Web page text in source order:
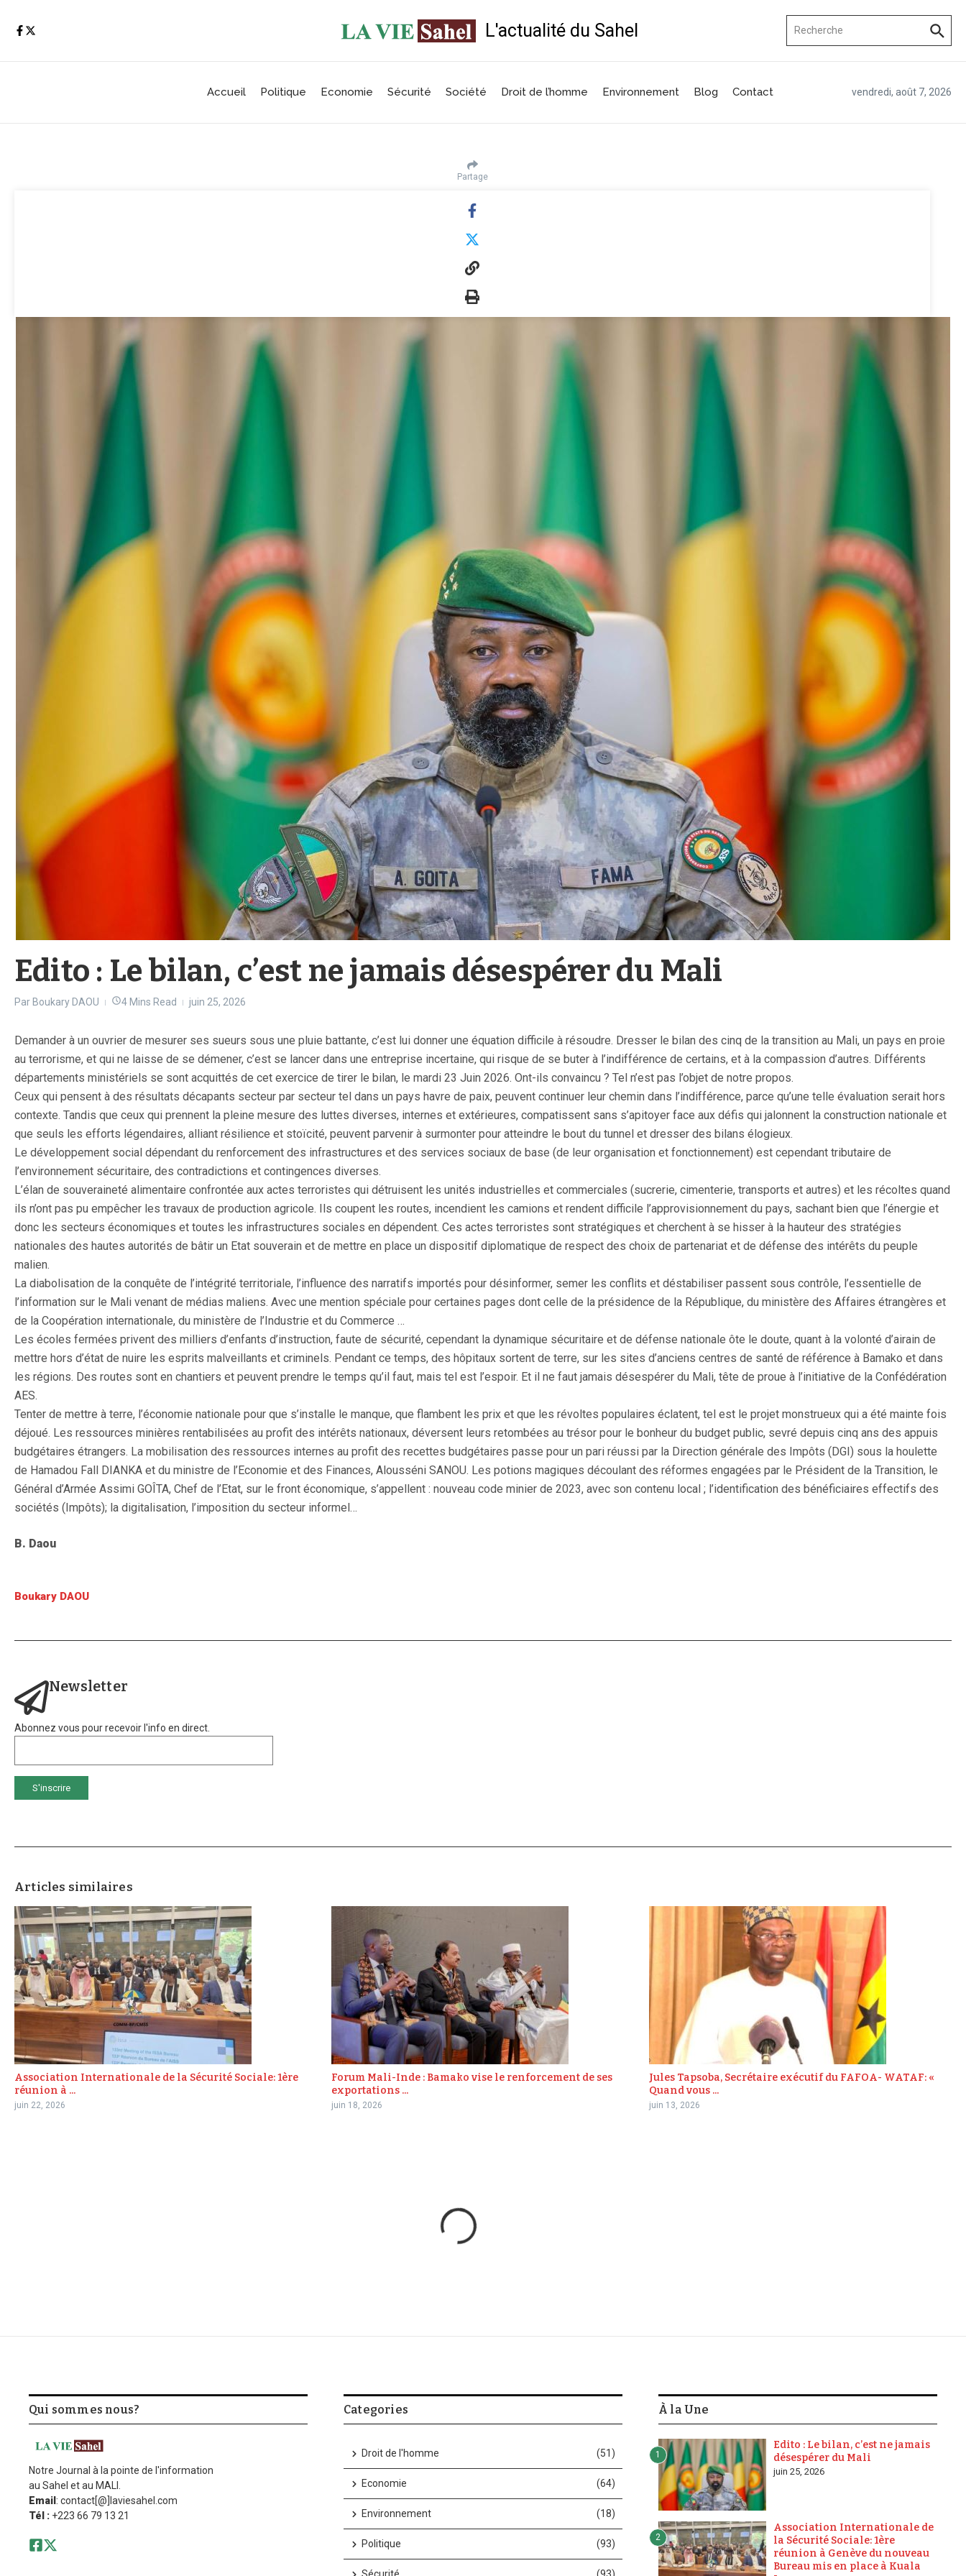
L'actualité du Sahel
Accueil Politique Economie Sécurité Société Droit de l’homme Environnement Blog Contact vendredi, août 7, 2026
Partage
Edito : Le bilan, c’est ne jamais désespérer du Mali
Par Boukary DAOU 4 Mins Read juin 25, 2026
Demander à un ouvrier de mesurer ses sueurs sous une pluie battante, c’est lui donner une équation difficile à résoudre. Dresser le bilan des cinq de la transition au Mali, un pays en proie
au terrorisme, et qui ne laisse de se démener, c’est se lancer dans une entreprise incertaine, qui risque de se buter à l’indifférence de certains, et à la compassion d’autres. Différents
départements ministériels se sont acquittés de cet exercice de tirer le bilan, le mardi 23 Juin 2026. Ont-ils convaincu ? Tel n’est pas l’objet de notre propos.
Ceux qui pensent à des résultats décapants secteur par secteur tel dans un pays havre de paix, peuvent continuer leur chemin dans l’indifférence, parce qu’une telle évaluation serait hors
contexte. Tandis que ceux qui prennent la pleine mesure des luttes diverses, internes et extérieures, compatissent sans s’apitoyer face aux défis qui jalonnent la construction nationale et
que seuls les efforts légendaires, alliant résilience et stoïcité, peuvent parvenir à surmonter pour atteindre le bout du tunnel et dresser des bilans élogieux.
Le développement social dépendant du renforcement des infrastructures et des services sociaux de base (de leur organisation et fonctionnement) est cependant tributaire de
l’environnement sécuritaire, des contradictions et contingences diverses.
L’élan de souveraineté alimentaire confrontée aux actes terroristes qui détruisent les unités industrielles et commerciales (sucrerie, cimenterie, transports et autres) et les récoltes quand
ils n’ont pas pu empêcher les travaux de production agricole. Ils coupent les routes, incendient les camions et rendent difficile l’approvisionnement du pays, sachant bien que l’énergie et
donc les secteurs économiques et toutes les infrastructures sociales en dépendent. Ces actes terroristes sont stratégiques et cherchent à se hisser à la hauteur des stratégies
nationales des hautes autorités de bâtir un Etat souverain et de mettre en place un dispositif diplomatique de respect des choix de partenariat et de défense des intérêts du peuple
malien.
La diabolisation de la conquête de l’intégrité territoriale, l’influence des narratifs importés pour désinformer, semer les conflits et déstabiliser passent sous contrôle, l’essentielle de
l’information sur le Mali venant de médias maliens. Avec une mention spéciale pour certaines pages dont celle de la présidence de la République, du ministère des Affaires étrangères et
de la Coopération internationale, du ministère de l’Industrie et du Commerce …
Les écoles fermées privent des milliers d’enfants d’instruction, faute de sécurité, cependant la dynamique sécuritaire et de défense nationale ôte le doute, quant à la volonté d’airain de
mettre hors d’état de nuire les esprits malveillants et criminels. Pendant ce temps, des hôpitaux sortent de terre, sur les sites d’anciens centres de santé de référence à Bamako et dans
les régions. Des routes sont en chantiers et peuvent prendre le temps qu’il faut, mais tel est l’espoir. Et il ne faut jamais désespérer du Mali, tête de proue à l’initiative de la Confédération
AES.
Tenter de mettre à terre, l’économie nationale pour que s’installe le manque, que flambent les prix et que les révoltes populaires éclatent, tel est le projet monstrueux qui a été mainte fois
déjoué. Les ressources minières rentabilisées au profit des intérêts nationaux, déversent leurs retombées au trésor pour le bonheur du budget public, sevré depuis cinq ans des appuis
budgétaires étrangers. La mobilisation des ressources internes au profit des recettes budgétaires passe pour un pari réussi par la Direction générale des Impôts (DGI) sous la houlette
de Hamadou Fall DIANKA et du ministre de l’Economie et des Finances, Alousséni SANOU. Les potions magiques découlant des réformes engagées par le Président de la Transition, le
Général d’Armée Assimi GOÎTA, Chef de l’Etat, sur le front économique, s’appellent : nouveau code minier de 2023, avec son contenu local ; l’identification des bénéficiaires effectifs des
sociétés (Impôts); la digitalisation, l’imposition du secteur informel…
B. Daou
Boukary DAOU
Newsletter
Abonnez vous pour recevoir l'info en direct.
Articles similaires
Association Internationale de la Sécurité Sociale: 1ère
réunion à ...
juin 22, 2026
Forum Mali-Inde : Bamako vise le renforcement de ses
exportations ...
juin 18, 2026
Jules Tapsoba, Secrétaire exécutif du FAFOA- WATAF: «
Quand vous ...
juin 13, 2026
Qui sommes nous?
Notre Journal à la pointe de l'information
au Sahel et au MALI.
Email: contact[@]laviesahel.com
Tél : +223 66 79 13 21
Categories
Droit de l'homme (51)
Economie (64)
Environnement (18)
Politique (93)
À la Une
1
Edito : Le bilan, c’est ne jamais
désespérer du Mali
juin 25, 2026
2
Association Internationale de
la Sécurité Sociale: 1ère
réunion à Genève du nouveau
Bureau mis en place à Kuala